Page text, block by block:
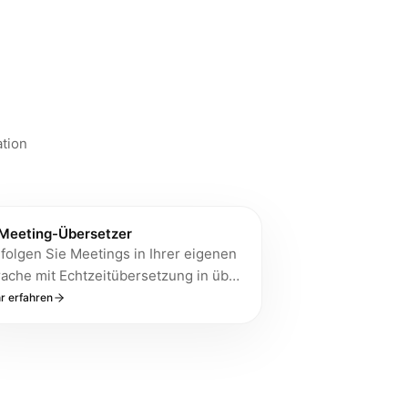
Übersetzer
Sie Meetings in Ihrer eigenen
mit Echtzeitübersetzung in über
Transkripte werden
erfahren